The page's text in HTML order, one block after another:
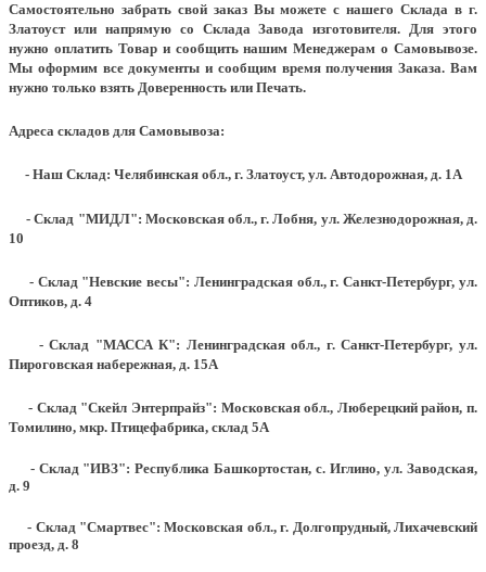
Самостоятельно забрать свой заказ Вы можете с нашего Склада в г.
Златоуст или напрямую со Склада Завода изготовителя. Для этого
нужно оплатить Товар и сообщить нашим Менеджерам о Самовывозе.
Мы оформим все документы и сообщим время получения Заказа. Вам
нужно только взять Доверенность или Печать.
Адреса складов для Самовывоза:
- Наш Склад: Челябинская обл., г. Златоуст, ул. Автодорожная, д. 1А
- Склад "МИДЛ": Московская обл., г. Лобня, ул. Железнодорожная, д.
10
- Склад "Невские весы": Ленинградская обл., г. Санкт-Петербург, ул.
Оптиков, д. 4
- Склад "МАССА К": Ленинградская обл., г. Санкт-Петербург, ул.
Пироговская набережная, д. 15А
- Склад "Скейл Энтерпрайз": Московская обл., Люберецкий район, п.
Томилино, мкр. Птицефабрика, склад 5А
- Склад "ИВЗ": Республика Башкортостан, с. Иглино, ул. Заводская,
д. 9
- Склад "Смартвес":Московская обл., г. Долгопрудный, Лихачевский
проезд, д. 8